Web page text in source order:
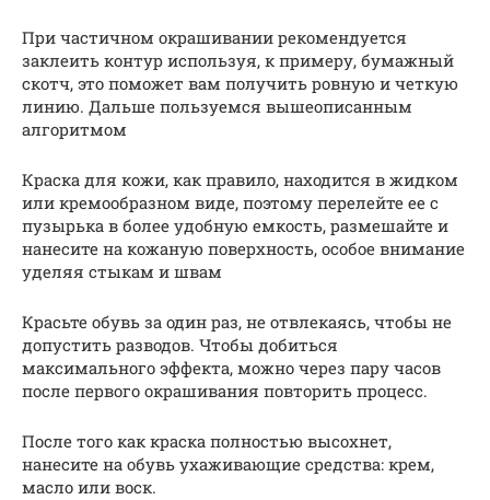
При частичном окрашивании рекомендуется
заклеить контур используя, к примеру, бумажный
скотч, это поможет вам получить ровную и четкую
линию. Дальше пользуемся вышеописанным
алгоритмом
Краска для кожи, как правило, находится в жидком
или кремообразном виде, поэтому перелейте ее с
пузырька в более удобную емкость, размешайте и
нанесите на кожаную поверхность, особое внимание
уделяя стыкам и швам
Красьте обувь за один раз, не отвлекаясь, чтобы не
допустить разводов. Чтобы добиться
максимального эффекта, можно через пару часов
после первого окрашивания повторить процесс.
После того как краска полностью высохнет,
нанесите на обувь ухаживающие средства: крем,
масло или воск.